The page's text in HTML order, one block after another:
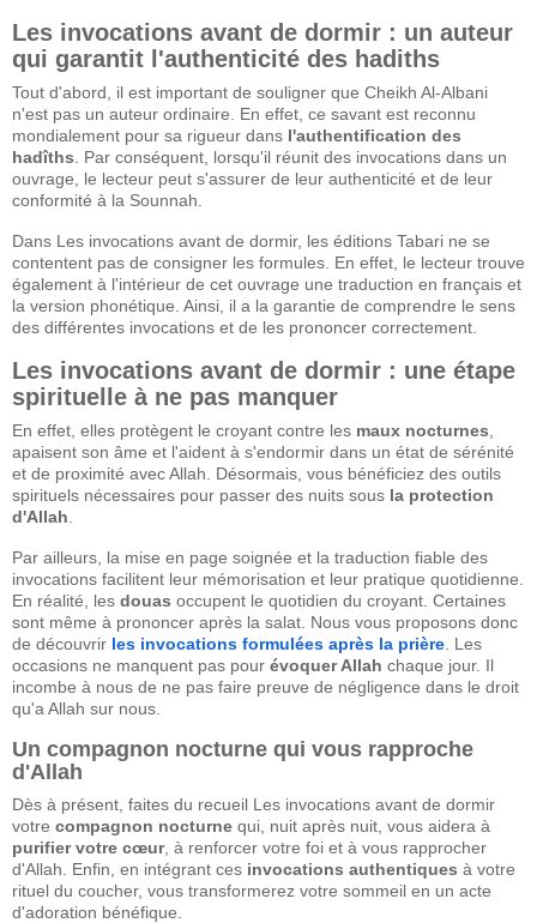
Les invocations avant de dormir : un auteur
qui garantit l'authenticité des hadiths
Tout d'abord, il est important de souligner que Cheikh Al-Albani
n'est pas un auteur ordinaire. En effet, ce savant est reconnu
mondialement pour sa rigueur dans l'authentification des
hadîths . Par conséquent, lorsqu'il réunit des invocations dans un
ouvrage, le lecteur peut s'assurer de leur authenticité et de leur
conformité à la Sounnah.
Dans Les invocations avant de dormir, les éditions Tabari ne se
contentent pas de consigner les formules. En effet, le lecteur trouve
également à l'intérieur de cet ouvrage une traduction en français et
la version phonétique. Ainsi, il a la garantie de comprendre le sens
des différentes invocations et de les prononcer correctement.
Les invocations avant de dormir : une étape
spirituelle à ne pas manquer
En effet, elles protègent le croyant contre les maux nocturnes
apaisent son âme et l'aident à s'endormir dans un état de sérénité
et de proximité avec Allah. Désormais, vous bénéficiez des outils
spirituels nécessaires pour passer des nuits sous la protection
d'Allah
Par ailleurs, la mise en page soignée et la traduction fiable des
invocations facilitent leur mémorisation et leur pratique quotidienne.
En réalité, les douas occupent le quotidien du croyant. Certaines
sont même à prononcer après la salat. Nous vous proposons donc
de découvrir les invocations formulées après la prière . Les
occasions ne manquent pas pour évoquer Allah chaque jour. Il
incombe à nous de ne pas faire preuve de négligence dans le droit
qu'a Allah sur nous.
Un compagnon nocturne qui vous rapproche
d'Allah
Dès à présent, faites du recueil Les invocations avant de dormir
votre compagnon nocturne qui, nuit après nuit, vous aidera à
purifier votre cœur, à renforcer votre foi et à vous rapprocher
d'Allah. Enfin, en intégrant ces invocations authentiques à votre
rituel du coucher, vous transformerez votre sommeil en un acte
d'adoration bénéfique.